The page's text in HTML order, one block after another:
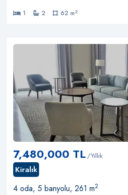
1 2 62 m2
7,480,000 TL /Yıllık
Kiralık
4 oda, 5 banyolu, 261 m2